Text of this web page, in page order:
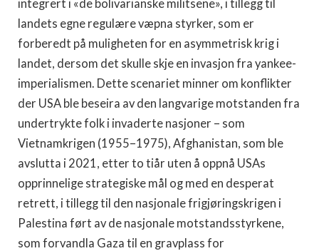
integrert i «de bolivarianske militsene», i tillegg til
landets egne regulære væpna styrker, som er
forberedt på muligheten for en asymmetrisk krig i
landet, dersom det skulle skje en invasjon fra yankee-
imperialismen. Dette scenariet minner om konflikter
der USA ble beseira av den langvarige motstanden fra
undertrykte folk i invaderte nasjoner – som
Vietnamkrigen (1955–1975), Afghanistan, som ble
avslutta i 2021, etter to tiår uten å oppnå USAs
opprinnelige strategiske mål og med en desperat
retrett, i tillegg til den nasjonale frigjøringskrigen i
Palestina ført av de nasjonale motstandsstyrkene,
som forvandla Gaza til en gravplass for